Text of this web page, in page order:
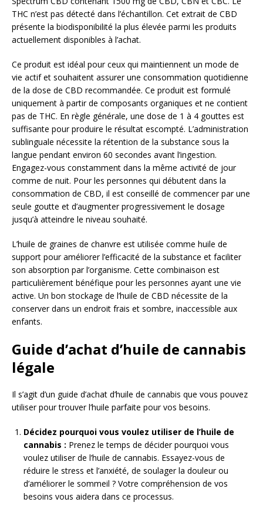
THC n’est pas détecté dans l’échantillon. Cet extrait de CBD
présente la biodisponibilité la plus élevée parmi les produits
actuellement disponibles à l’achat.
Ce produit est idéal pour ceux qui maintiennent un mode de
vie actif et souhaitent assurer une consommation quotidienne
de la dose de CBD recommandée. Ce produit est formulé
uniquement à partir de composants organiques et ne contient
pas de THC. En règle générale, une dose de 1 à 4 gouttes est
suffisante pour produire le résultat escompté. L’administration
sublinguale nécessite la rétention de la substance sous la
langue pendant environ 60 secondes avant l’ingestion.
Engagez-vous constamment dans la même activité de jour
comme de nuit. Pour les personnes qui débutent dans la
consommation de CBD, il est conseillé de commencer par une
seule goutte et d’augmenter progressivement le dosage
jusqu’à atteindre le niveau souhaité.
L’huile de graines de chanvre est utilisée comme huile de
support pour améliorer l’efficacité de la substance et faciliter
son absorption par l’organisme. Cette combinaison est
particulièrement bénéfique pour les personnes ayant une vie
active. Un bon stockage de l’huile de CBD nécessite de la
conserver dans un endroit frais et sombre, inaccessible aux
enfants.
Guide d’achat d’huile de cannabis
légale
Il s’agit d’un guide d’achat d’huile de cannabis que vous pouvez
utiliser pour trouver l’huile parfaite pour vos besoins.
Décidez pourquoi vous voulez utiliser de l’huile de
cannabis : Prenez le temps de décider pourquoi vous
voulez utiliser de l’huile de cannabis. Essayez-vous de
réduire le stress et l’anxiété, de soulager la douleur ou
d’améliorer le sommeil ? Votre compréhension de vos
besoins vous aidera dans ce processus.